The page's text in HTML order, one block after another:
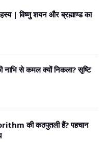
| विष्णु शयन और ब्रह्माण्ड का
नाभि से कमल क्यों निकला? सृष्टि
की कठपुतली हैं? पहचान